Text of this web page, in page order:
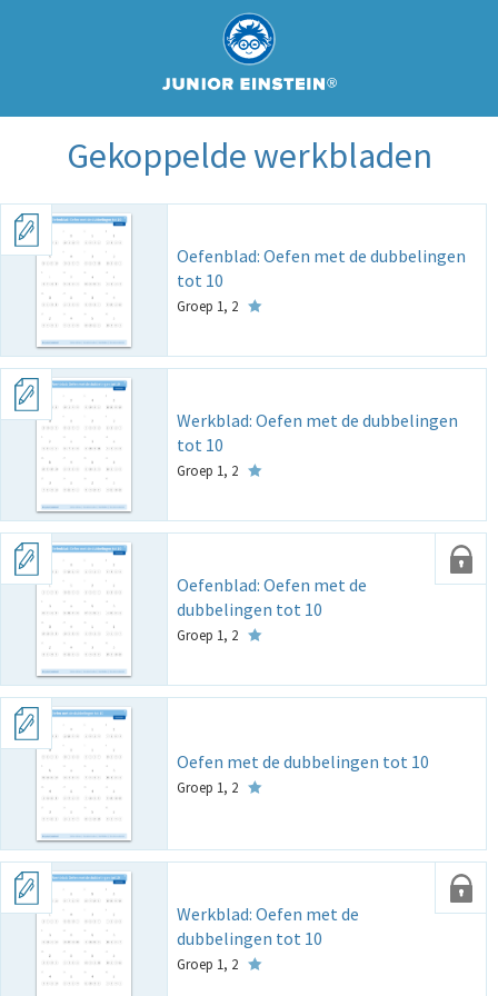
Gekoppelde werkbladen
Oefenblad: Oefen met de dubbelingen
tot 10
Groep 1, 2
Werkblad: Oefen met de dubbelingen
tot 10
Groep 1, 2
Oefenblad: Oefen met de
dubbelingen tot 10
Groep 1, 2
Oefen met de dubbelingen tot 10
Groep 1, 2
Werkblad: Oefen met de
dubbelingen tot 10
Groep 1, 2